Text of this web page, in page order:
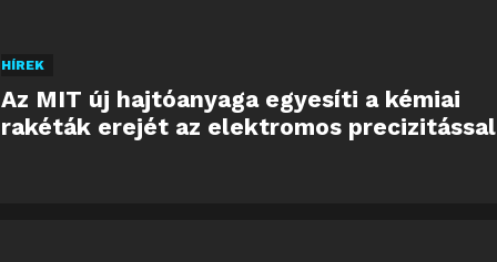
HÍREK
Az MIT új hajtóanyaga egyesíti a kémiai
rakéták erejét az elektromos precizitással